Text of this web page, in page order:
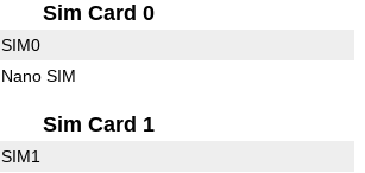
Sim Card 0
SIM0
Nano SIM
Sim Card 1
SIM1